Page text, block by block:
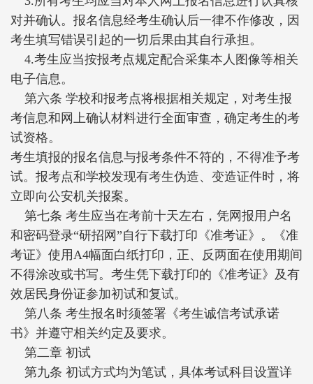
对并确认。报名信息经考生确认后一律不作修改，因
考生填写错误引起的一切后果由其自行承担。
4.考生应当按报考点规定配合采集本人图像等相关
电子信息。
第六条 学校和报考点将根据相关规定，对考生报
考信息和网上确认材料进行全面审查，确定考生的考
试资格。
考生填报的报名信息与报考条件不符的，不得准予考
试。报考点和学校发现有考生伪造、变造证件时，将
立即向公安机关报案。
第七条 考生应当在考前十天左右，凭网报用户名
和密码登录“研招网”自行下载打印《准考证》。《准
考证》使用A4幅面白纸打印，正、反两面在使用期间
不得涂改或书写。考生凭下载打印的《准考证》及有
效居民身份证参加初试和复试。
第八条 考生报名时须签署《考生诚信考试承诺
书》并遵守相关约定及要求。
第二章 初试
第九条 初试方式均为笔试，具体考试科目设置详